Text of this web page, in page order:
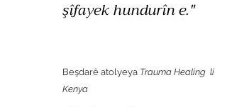
şîfayek hundurîn e."
Beşdarê atolyeya Trauma Healing li
Kenya